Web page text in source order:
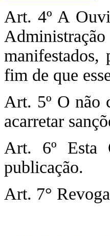
Art. 4º A
manifestados,
fim de que
Art. 5º O não
acarretar
Art. 6º Esta
publicação.
Art. 7°